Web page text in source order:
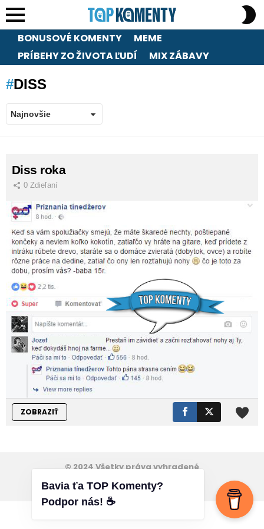
Menu
BONUSOVÉ KOMENTY
MEME
PRÍBEHY ZO ŽIVOTA ĽUDÍ
MIX ZÁBAVY
DISS
STORIES
Diss roka
0 Zdieľaní
ZOBRAZIŤ
© 2024 Všetky práva vyhradené
Cookies
VOP Kontakt
Bavia ťa TOP Komenty?
Podpor nás! ☕